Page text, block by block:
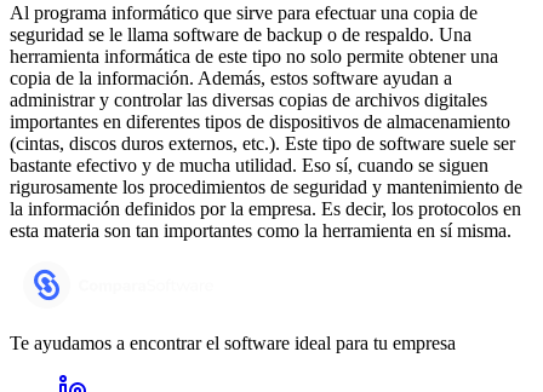
Al programa informático que sirve para efectuar una copia de
seguridad se le llama software de backup o de respaldo. Una
herramienta informática de este tipo no solo permite obtener una
copia de la información. Además, estos software ayudan a
administrar y controlar las diversas copias de archivos digitales
importantes en diferentes tipos de dispositivos de almacenamiento
(cintas, discos duros externos, etc.). Este tipo de software suele ser
bastante efectivo y de mucha utilidad. Eso sí, cuando se siguen
rigurosamente los procedimientos de seguridad y mantenimiento de
la información definidos por la empresa. Es decir, los protocolos en
esta materia son tan importantes como la herramienta en sí misma.
Te ayudamos a encontrar el software ideal para tu empresa